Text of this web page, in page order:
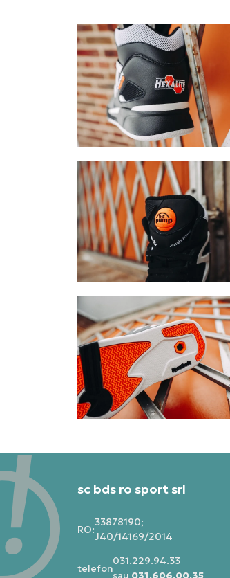
sc bds ro sport srl
RO:
33878190;
J40/14169/2014
telefon:
031.229.94.33
sau 031.606.00.35